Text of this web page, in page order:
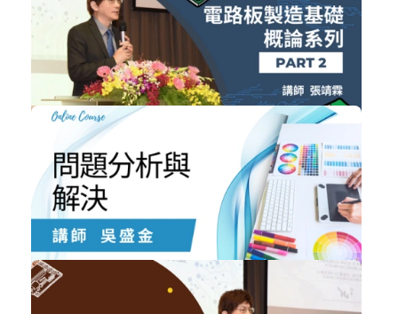
電路板工程師基礎課程02
技術類 加入購物車
購買後有效期限：2026-11-06
NT$1,200
電路板製造基礎概論02
技術類 加入購物車
購買後有效期限：2026-11-04
NT$6,400